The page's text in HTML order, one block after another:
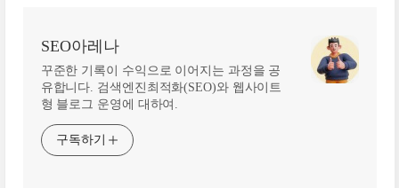
SEO아레나
꾸준한 기록이 수익으로 이어지는 과정을 공
유합니다. 검색엔진최적화(SEO)와 웹사이트
형 블로그 운영에 대하여.
구독하기